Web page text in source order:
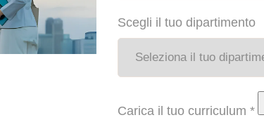
Scegli il tuo dipartimento
Carica il tuo curriculum *